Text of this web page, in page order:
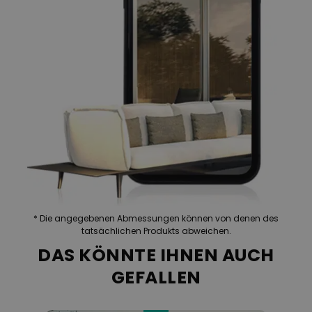
80x80*5,3 cm, Gewicht:
verzinkter Stahl, 11.5 x
11.5 x 5 cm
* Die angegebenen Abmessungen können von denen des
tatsächlichen Produkts abweichen.
DAS KÖNNTE IHNEN AUCH
GEFALLEN